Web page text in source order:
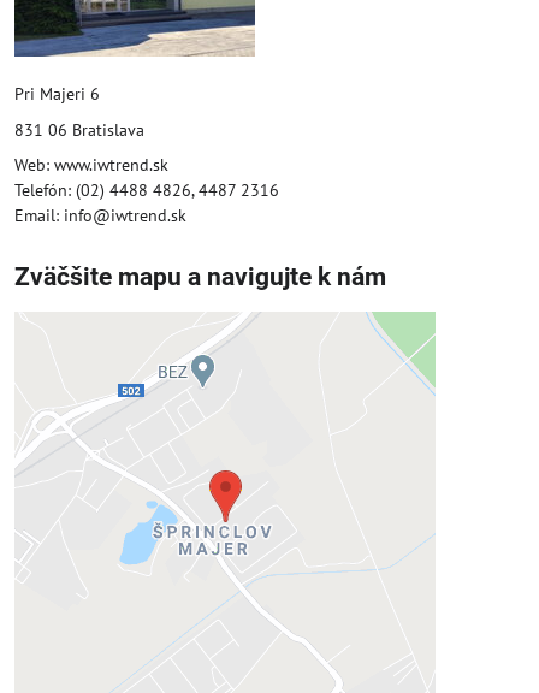
Pri Majeri 6
831 06 Bratislava
Web: www.iwtrend.sk
Telefón: (02) 4488 4826, 4487 2316
Email: info@iwtrend.sk
Zväčšite mapu a navigujte k nám
Externý obsah je blokovaný
Prajete si načítať externý obsah?
Povoliť tentokrát
Povoliť a zapamätať - súhlas s druhom
cookie: Funkčné
Otvoriť obsah v novom okne